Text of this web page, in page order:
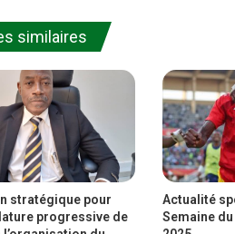
similaires
stratégique pour
progressive de
Actualité
Semaine